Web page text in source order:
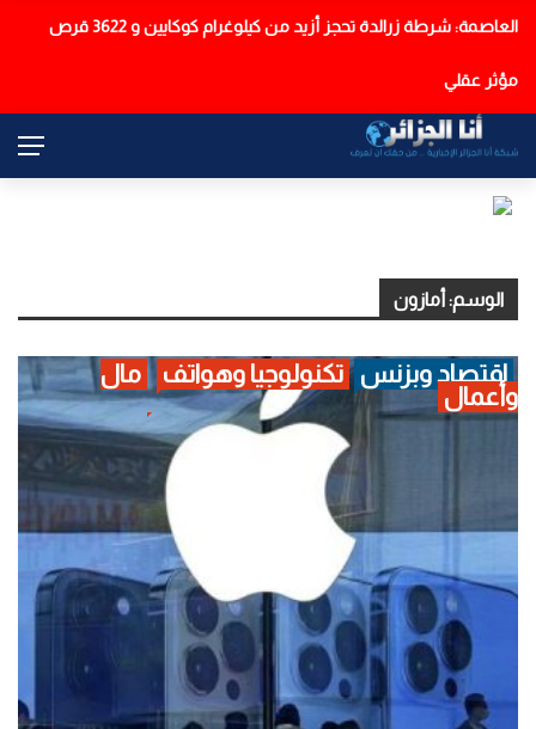
عاجل العاصمة: شرطة زرالدة تحجز أزيد من كيلوغرام كوكايين و 3622 قرص
مؤثر عقلي
الوسم: أمازون
اقتصاد وبزنس تكنولوجيا وهواتف
مال
وأعمال